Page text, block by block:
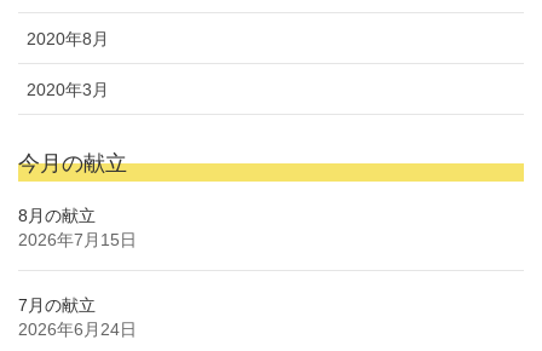
2020年8月
2020年3月
今月の献立
8月の献立
2026年7月15日
7月の献立
2026年6月24日